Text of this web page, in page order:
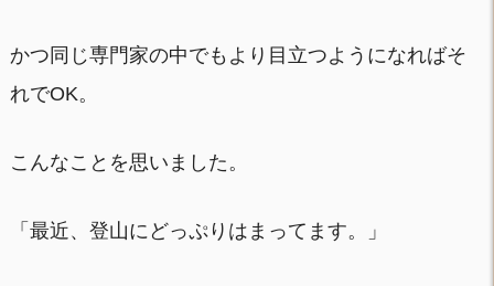
かつ同じ専門家の中でもより目立つようになればそ
れでOK。
こんなことを思いました。
「最近、登山にどっぷりはまってます。」